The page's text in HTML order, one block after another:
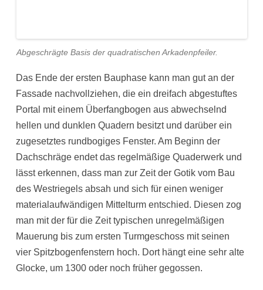
Abgeschrägte Basis der quadratischen Arkadenpfeiler.
Das Ende der ersten Bauphase kann man gut an der
Fassade nachvollziehen, die ein dreifach abgestuftes
Portal mit einem Überfangbogen aus abwechselnd
hellen und dunklen Quadern besitzt und darüber ein
zugesetztes rundbogiges Fenster. Am Beginn der
Dachschräge endet das regelmäßige Quaderwerk und
lässt erkennen, dass man zur Zeit der Gotik vom Bau
des Westriegels absah und sich für einen weniger
materialaufwändigen Mittelturm entschied. Diesen zog
man mit der für die Zeit typischen unregelmäßigen
Mauerung bis zum ersten Turmgeschoss mit seinen
vier Spitzbogenfenstern hoch. Dort hängt eine sehr alte
Glocke, um 1300 oder noch früher gegossen.